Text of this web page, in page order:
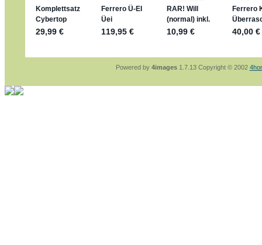
stimmt, jetzt fällt es mir auch ein
geschrieben am: 28. 4.
So habe ich das in Erinnerung ... oder?
jan-lukas:geschrieben am: 28. 4. 2026 -
Powered by 4images1.7.13 Copyright © 2002